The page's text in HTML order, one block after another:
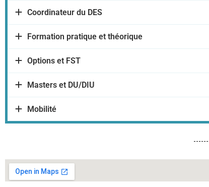
Coordinateur du DES
Formation pratique et théorique
Options et FST
Masters et DU/DIU
Mobilité